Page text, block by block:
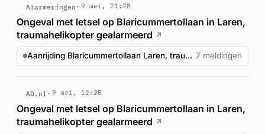
Alarmeringen 9 mei, 21:28
Ongeval met letsel op Blaricummertollaan in Laren,
traumahelikopter gealarmeerd ↗
Aanrijding Blaricummertollaan Laren, traumahelikopter ing... 7 meldingen
AD.nl 9 mei, 12:28
Ongeval met letsel op Blaricummertollaan in Laren,
traumahelikopter gealarmeerd ↗